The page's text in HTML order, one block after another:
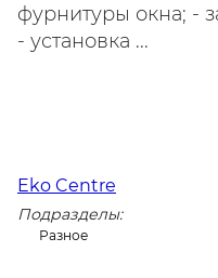
фурнитуры окна; -
- установка ...
Eko Centre
Подразделы:
Разное